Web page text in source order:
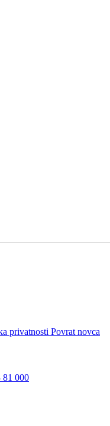
privatnosti Povrat novca
81 000